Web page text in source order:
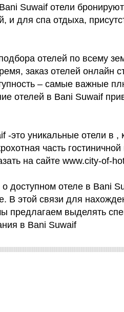
Suwaif отели
и для спа отдыха,
отелей по всему
заказ отелей онлайн
– самые важные
отелей в Bani Suwaif
-это уникальные отели в ,
часть
на сайте www.city-of-
доступном отеле в Bani
В этой связи для
предлагаем выделять
в Bani Suwaif